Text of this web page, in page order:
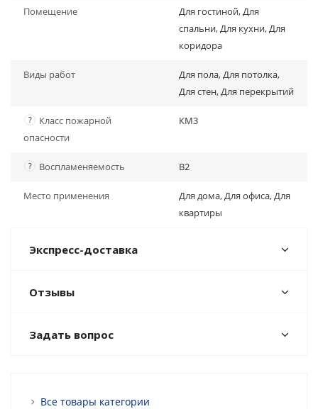
Помещение
Для гостиной, Для
спальни, Для кухни, Для
коридора
Виды работ
Для пола, Для потолка,
Для стен, Для перекрытий
?
Класс пожарной
опасности
КМ3
? Воспламеняемость В2
Место применения
Для дома, Для офиса, Для
квартиры
Экспресс-доставка
Отзывы
Задать вопрос
Все товары категории